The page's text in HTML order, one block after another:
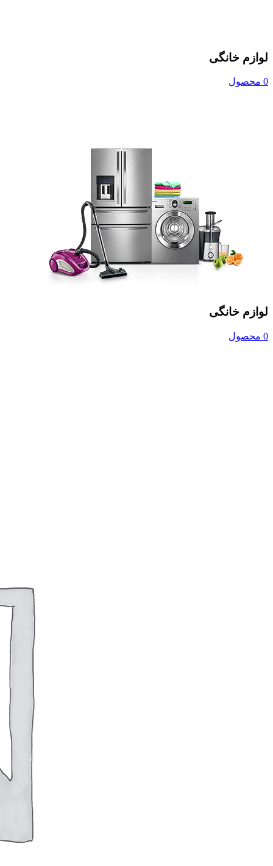
لوازم خانگی
0 محصول
لوازم خانگی
0 محصول